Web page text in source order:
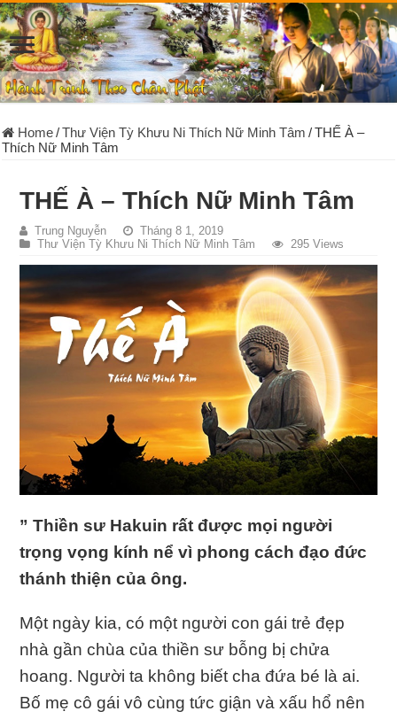
Home/Thư Viện Tỳ Khưu Ni Thích Nữ Minh Tâm /THẾ À –
Thích Nữ Minh Tâm
THẾ À – Thích Nữ Minh Tâm
Trung Nguyễn
Tháng 8 1, 2019
Thư Viện Tỳ Khưu Ni Thích Nữ Minh Tâm
295 Views
” Thiền sư Hakuin rất được mọi người
trọng vọng kính nể vì phong cách đạo đức
thánh thiện của ông.
Một ngày kia, có một người con gái trẻ đẹp
nhà gần chùa của thiền sư bỗng bị chửa
hoang. Người ta không biết cha đứa bé là ai.
Bố mẹ cô gái vô cùng tức giận và xấu hổ nên